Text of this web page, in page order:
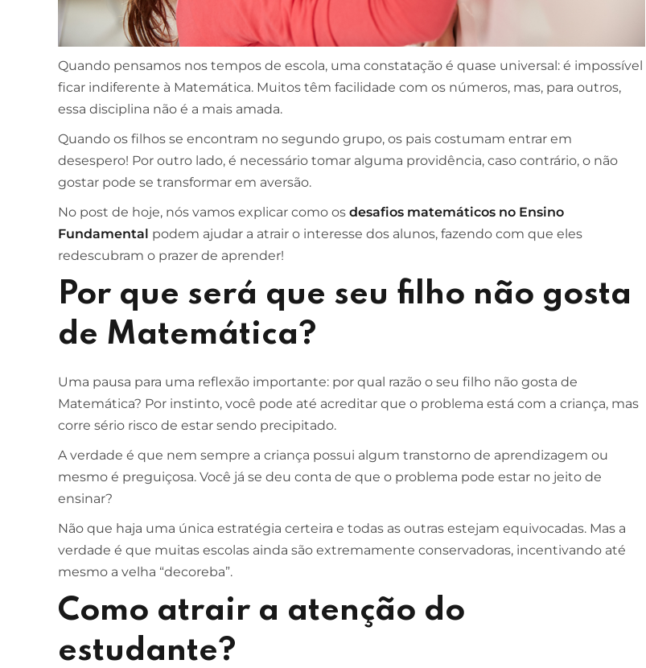
Quando pensamos nos tempos de escola, uma constatação é quase universal: é impossível
ficar indiferente à Matemática. Muitos têm facilidade com os números, mas, para outros,
essa disciplina não é a mais amada.
Quando os filhos se encontram no segundo grupo, os pais costumam entrar em
desespero! Por outro lado, é necessário tomar alguma providência, caso contrário, o não
gostar pode se transformar em aversão.
No post de hoje, nós vamos explicar como os desafios matemáticos no Ensino
Fundamental podem ajudar a atrair o interesse dos alunos, fazendo com que eles
redescubram o prazer de aprender!
Por que será que seu filho não gosta
de Matemática?
Uma pausa para uma reflexão importante: por qual razão o seu filho não gosta de
Matemática? Por instinto, você pode até acreditar que o problema está com a criança, mas
corre sério risco de estar sendo precipitado.
A verdade é que nem sempre a criança possui algum transtorno de aprendizagem ou
mesmo é preguiçosa. Você já se deu conta de que o problema pode estar no jeito de
ensinar?
Não que haja uma única estratégia certeira e todas as outras estejam equivocadas. Mas a
verdade é que muitas escolas ainda são extremamente conservadoras, incentivando até
mesmo a velha “decoreba”.
Como atrair a atenção do
estudante?